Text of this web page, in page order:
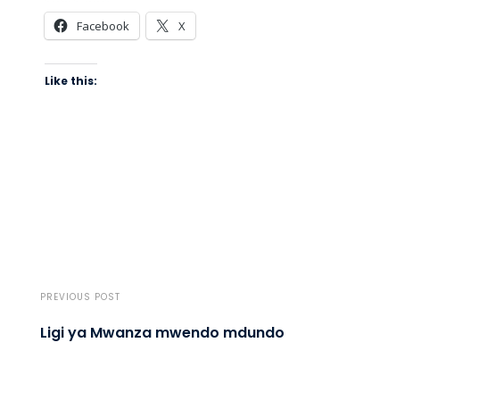
Facebook X
Like this:
PREVIOUS POST
Ligi ya Mwanza mwendo mdundo